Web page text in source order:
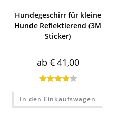
Hundegeschirr für kleine
Hunde Reflektierend (3M
Sticker)
ab €41,00
Bewertet
mit 4.00
In den Einkaufswagen